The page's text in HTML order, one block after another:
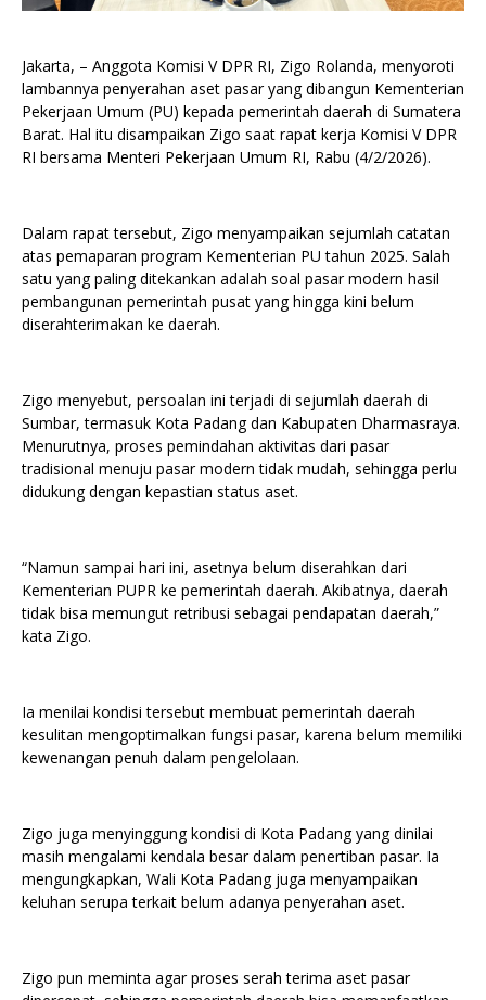
Jakarta, – Anggota Komisi V DPR RI, Zigo Rolanda, menyoroti
lambannya penyerahan aset pasar yang dibangun Kementerian
Pekerjaan Umum (PU) kepada pemerintah daerah di Sumatera
Barat. Hal itu disampaikan Zigo saat rapat kerja Komisi V DPR
RI bersama Menteri Pekerjaan Umum RI, Rabu (4/2/2026).
Dalam rapat tersebut, Zigo menyampaikan sejumlah catatan
atas pemaparan program Kementerian PU tahun 2025. Salah
satu yang paling ditekankan adalah soal pasar modern hasil
pembangunan pemerintah pusat yang hingga kini belum
diserahterimakan ke daerah.
Zigo menyebut, persoalan ini terjadi di sejumlah daerah di
Sumbar, termasuk Kota Padang dan Kabupaten Dharmasraya.
Menurutnya, proses pemindahan aktivitas dari pasar
tradisional menuju pasar modern tidak mudah, sehingga perlu
didukung dengan kepastian status aset.
“Namun sampai hari ini, asetnya belum diserahkan dari
Kementerian PUPR ke pemerintah daerah. Akibatnya, daerah
tidak bisa memungut retribusi sebagai pendapatan daerah,”
kata Zigo.
Ia menilai kondisi tersebut membuat pemerintah daerah
kesulitan mengoptimalkan fungsi pasar, karena belum memiliki
kewenangan penuh dalam pengelolaan.
Zigo juga menyinggung kondisi di Kota Padang yang dinilai
masih mengalami kendala besar dalam penertiban pasar. Ia
mengungkapkan, Wali Kota Padang juga menyampaikan
keluhan serupa terkait belum adanya penyerahan aset.
Zigo pun meminta agar proses serah terima aset pasar